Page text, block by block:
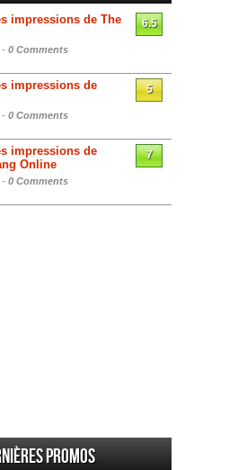
impressions de The
- 0 Comments
6.5
impressions de
- 0 Comments
5
impressions de
Online
- 0 Comments
7
promos